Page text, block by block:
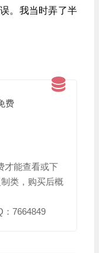
。我当时弄了半
费
才能查看或下
类，购买后概
7664849